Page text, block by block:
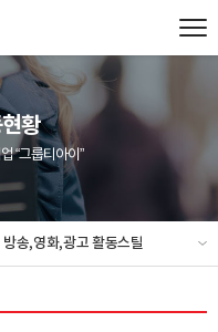
황
“그룹티아이”
방송,영화,광고 활동스틸